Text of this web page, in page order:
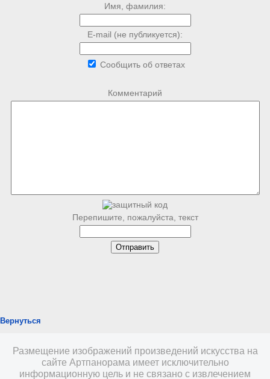
Имя, фамилия:
E-mail (не публикуется):
Сообщить об ответах
Комментарий
Перепишите, пожалуйста, текст
Вернуться
Размещение изображений произведений искусства на
сайте Артпанорама имеет исключительно
информационную цель и не связано с извлечением